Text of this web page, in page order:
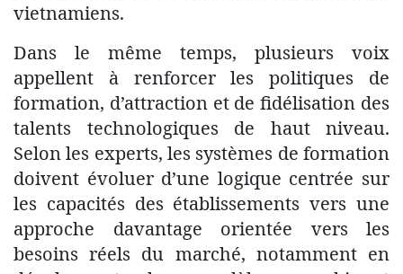
vietnamiens.
Dans le même temps, plusieurs voix
appellent à renforcer les politiques de
formation, d’attraction et de fidélisation des
talents technologiques de haut niveau.
Selon les experts, les systèmes de formation
doivent évoluer d’une logique centrée sur
les capacités des établissements vers une
approche davantage orientée vers les
besoins réels du marché, notamment en